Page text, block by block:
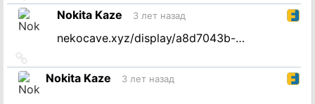
на
источникNokita Kaze 3 лет назад
nekocave.xyz/display/a8d7043b-…
на
источник
Nokita Kaze 3 лет назад